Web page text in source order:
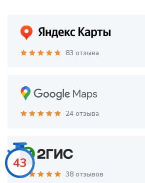
83 отзыва
24 отзыва
38 отзывов
41